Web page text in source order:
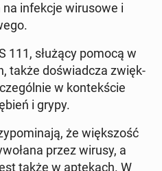
in­fek­cje wi­ru­so­we i
111, służący pomocą w
także do­świad­cza zwięk­
w kon­tek­ście
i grypy.
że więk­szość
przez wirusy, a
także w ap­te­kach. W